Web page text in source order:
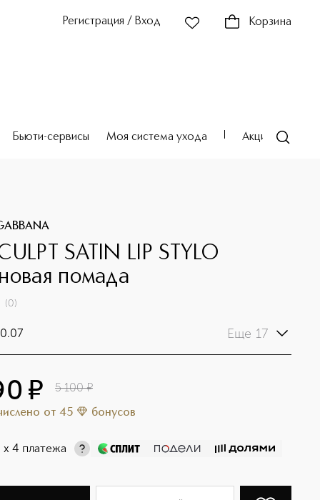
Регистрация / Вход Корзина
Бьюти-сервисы Моя система ухода Акции
SATIN LIP STYLO
помада
(0)
Еще 17
¤ 5 100 ¤
от 45 бонусов
х 4 платежа